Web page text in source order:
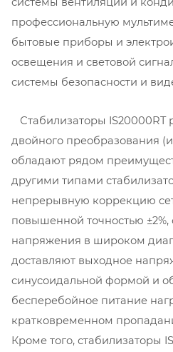
профессиональную
бытовые приборы и
освещения и световой
системы безопасности и
Стабилизаторы IS20000RT
двойного преобразования
обладают рядом
другими типами
непрерывную коррекцию
повышенной точностью
напряжения в широком
доставляют выходное
синусоидальной формой и
бесперебойное питание
кратковременном
Кроме того, стабилизаторы